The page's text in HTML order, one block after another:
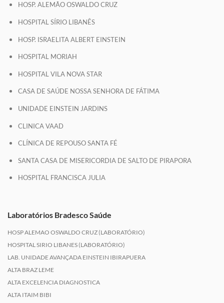
HOSP. ALEMÃO OSWALDO CRUZ
HOSPITAL SÍRIO LIBANÊS
HOSP. ISRAELITA ALBERT EINSTEIN
HOSPITAL MORIAH
HOSPITAL VILA NOVA STAR
CASA DE SAÚDE NOSSA SENHORA DE FÁTIMA
UNIDADE EINSTEIN JARDINS
CLINICA VAAD
CLÍNICA DE REPOUSO SANTA FÉ
SANTA CASA DE MISERICORDIA DE SALTO DE PIRAPORA
HOSPITAL FRANCISCA JULIA
Laboratórios Bradesco Saúde
HOSP ALEMAO OSWALDO CRUZ (LABORATÓRIO)
HOSPITAL SIRIO LIBANES (LABORATÓRIO)
LAB. UNIDADE AVANÇADA EINSTEIN IBIRAPUERA
ALTA BRAZ LEME
ALTA EXCELENCIA DIAGNOSTICA
ALTA ITAIM BIBI